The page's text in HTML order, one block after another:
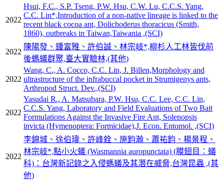
2022
Hsui, F.C., S.P. Tseng, P.W. Hsu, C.W. Lu, C.C.S. Yang,
C.C. Lin*,Introduction of a non-native lineage is linked to the
recent black cocoa ant, Dolichoderus thoracicus (Smith,
1860), outbreaks in Taiwan,Taiwania ,(SCI)
2022
陳陽發、鍾富雅、許伯誠、林宗岐*,柳杉人工林皆伐前
後螞蟻群聚,臺大實驗林,(其他)
2022
Wang, C., A. Cocco, C.C. Lin, J. Billen,Morphology and
ultrastructure of the infrabuccal pocket in Strumigenys ants,
Arthropod Struct. Dev.,(SCI)
2022
Yasudai R., A. Matsubara, P.W. Hsu, C.C. Lee, C.C. Lin,
C.C.S. Yang, Laboratory and Field Evaluations of Two Bait
Formulations Against the Invasive Fire Ant, Solenopsis
invicta (Hymenoptera: Formicidae),J. Econ. Entomol. ,(SCI)
2022
李錦城、徐伯瑋、許峰銓、施鈞瀚、蕭祐鈞、楊景程、
林宗岐*,點小火蟻 (Wasmannia auropunctata) (膜翅目：蟻
科)：台灣新記錄之入侵螞蟻及其潛在威脅,台灣昆蟲 ,(其
他)